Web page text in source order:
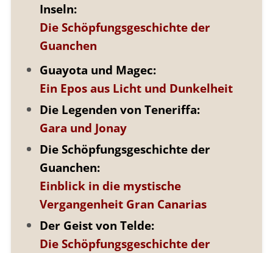
Inseln:
Die Schöpfungsgeschichte der
Guanchen
Guayota und Magec:
Ein Epos aus Licht und Dunkelheit
Die Legenden von Teneriffa:
Gara und Jonay
Die Schöpfungsgeschichte der
Guanchen:
Einblick in die mystische
Vergangenheit Gran Canarias
Der Geist von Telde:
Die Schöpfungsgeschichte der